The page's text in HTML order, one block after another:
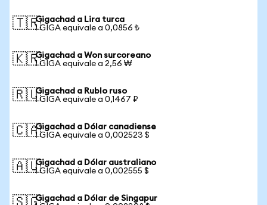
🇹🇷Gigachad a Lira turca
1 GIGA equivale a 0,0856 ₺
🇰🇷Gigachad a Won surcoreano
1 GIGA equivale a 2,56 ₩
🇷🇺Gigachad a Rublo ruso
1 GIGA equivale a 0,1467 ₽
🇨🇦Gigachad a Dólar canadiense
1 GIGA equivale a 0,002523 $
🇦🇺Gigachad a Dólar australiano
1 GIGA equivale a 0,002555 $
Gigachad a Dólar de Singapur